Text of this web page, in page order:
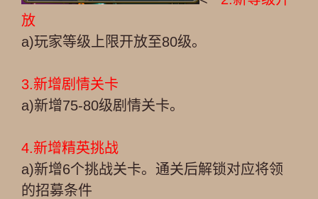
放
a)玩家等级上限开放至80级。
3.新增剧情关卡
a)新增75-80级剧情关卡。
4.新增精英挑战
a)新增6个挑战关卡。通关后解锁对应将领
的招募条件